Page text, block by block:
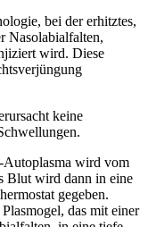
bei der erhitztes,
Nasolabialfalten,
wird. Diese
keine
wird vom
Blut wird dann in eine
gegeben.
das mit einer